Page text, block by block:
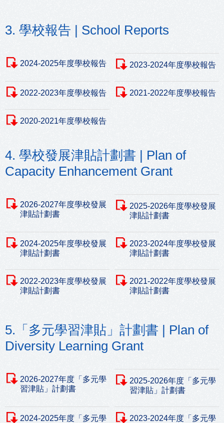
3. 學校報告 | School Reports
2024-2025年度學校報告 2023-2024年度學校報告
2022-2023年度學校報告 2021-2022年度學校報告
2020-2021年度學校報告
4. 學校發展津貼計劃書 | Plan of
Capacity Enhancement Grant
2026-2027年度學校發展
津貼計劃書
2025-2026年度學校發展
津貼計劃書
2024-2025年度學校發展
津貼計劃書
2023-2024年度學校發展
津貼計劃書
2022-2023年度學校發展
津貼計劃書
2021-2022年度學校發展
津貼計劃書
5.「多元學習津貼」計劃書 | Plan of
Diversity Learning Grant
2026-2027年度「多元學
習津貼」計劃書
2025-2026年度「多元學
習津貼」計劃書
2024-2025年度「多元學
2023-2024年度「多元學